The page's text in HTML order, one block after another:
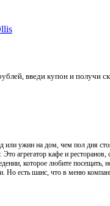
введи купон и получи
или ужин на дом, чем пол дня
агрегатор кафе и
которое любите
Но есть шанс, что в меню